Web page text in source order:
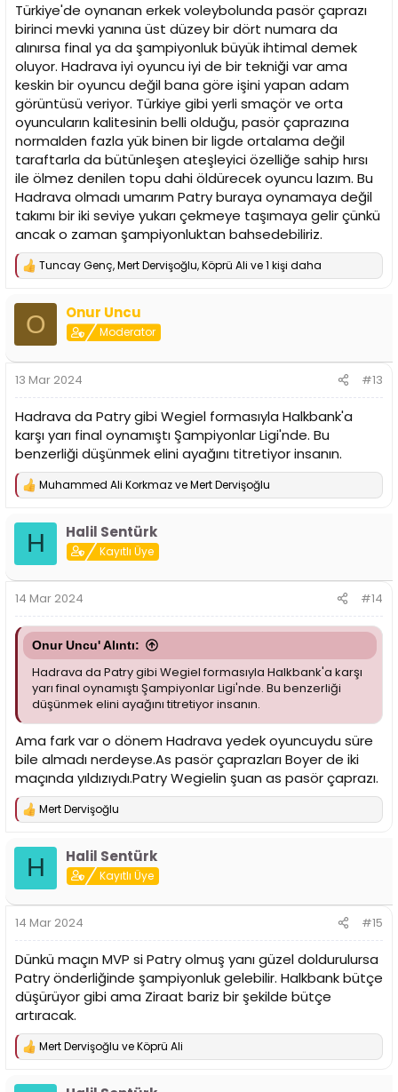
Türkiye'de oynanan erkek voleybolunda pasör çaprazı
birinci mevki yanına üst düzey bir dört numara da
alınırsa final ya da şampiyonluk büyük ihtimal demek
oluyor. Hadrava iyi oyuncu iyi de bir tekniği var ama
keskin bir oyuncu değil bana göre işini yapan adam
görüntüsü veriyor. Türkiye gibi yerli smaçör ve orta
oyuncuların kalitesinin belli olduğu, pasör çaprazına
normalden fazla yük binen bir ligde ortalama değil
taraftarla da bütünleşen ateşleyici özelliğe sahip hırsı
ile ölmez denilen topu dahi öldürecek oyuncu lazım. Bu
Hadrava olmadı umarım Patry buraya oynamaya değil
takımı bir iki seviye yukarı çekmeye taşımaya gelir çünkü
ancak o zaman şampiyonluktan bahsedebiliriz.
T
p
l
:
Tuncay Genç,Mert Dervişoğlu,Köprü Ali ve 1 kişi daha
O Onur Uncu
Moderator
13 Mar 2024 #13
Hadrava da Patry gibi Wegiel formasıyla Halkbank'a
karşı yarı final oynamıştı Şampiyonlar Ligi'nde. Bu
benzerliği düşünmek elini ayağını titretiyor insanın.
T
:
Muhammed Ali KorkmazveMert Dervişoğlu
H Halil Sentürk
Kayıtlı Üye
14 Mar 2024 #14
Onur Uncu' Alıntı:
Hadrava da Patry gibi Wegiel formasıyla Halkbank'a karşı
yarı final oynamıştı Şampiyonlar Ligi'nde. Bu benzerliği
düşünmek elini ayağını titretiyor insanın.
Ama fark var o dönem Hadrava yedek oyuncuydu süre
bile almadı nerdeyse.As pasör çaprazları Boyer de iki
maçında yıldızıydı.Patry Wegielin şuan as pasör çaprazı.
T
:
Mert Dervişoğlu
H Halil Sentürk
Kayıtlı Üye
14 Mar 2024 #15
Dünkü maçın MVP si Patry olmuş yanı güzel doldurulursa
Patry önderliğinde şampiyonluk gelebilir. Halkbank bütçe
düşürüyor gibi ama Ziraat bariz bir şekilde bütçe
artıracak.
T
p
Mert Dervişoğlu veKöprü Ali